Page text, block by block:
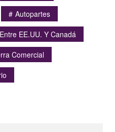
Autopartes
EE.UU. Y Canadá
Comercial